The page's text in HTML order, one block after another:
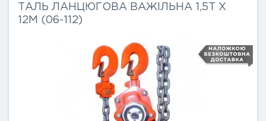
ТАЛЬ ЛАНЦЮГОВА ВАЖІЛЬНА 1,5Т Х
12М (06-112)